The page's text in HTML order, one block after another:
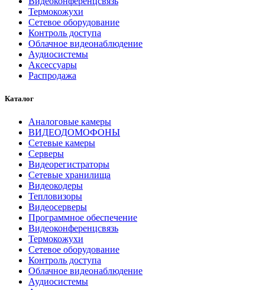
Термокожухи
Сетевое оборудование
Контроль доступа
Облачное видеонаблюдение
Аудиосистемы
Аксессуары
Распродажа
Каталог
Аналоговые камеры
ВИДЕОДОМОФОНЫ
Сетевые камеры
Серверы
Видеорегистраторы
Сетевые хранилища
Видеокодеры
Тепловизоры
Видеосерверы
Программное обеспечение
Видеоконференцсвязь
Термокожухи
Сетевое оборудование
Контроль доступа
Облачное видеонаблюдение
Аудиосистемы